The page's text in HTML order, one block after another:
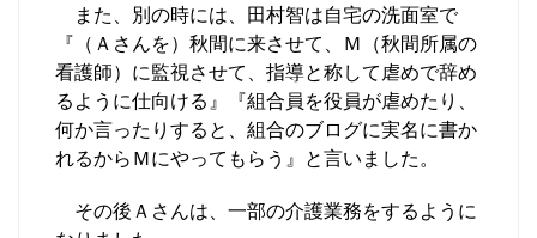
また、別の時には、田村智は自宅の洗面室で
『（Ａさんを）秋間に来させて、Ｍ（秋間所属の
看護師）に監視させて、指導と称して虐めで辞め
るように仕向ける』『組合員を役員が虐めたり、
何か言ったりすると、組合のブログに実名に書か
れるからＭにやってもらう』と言いました。
その後Ａさんは、一部の介護業務をするように